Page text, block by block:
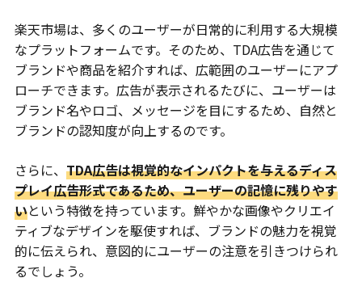
楽天市場は、多くのユーザーが日常的に利用する大規模
なプラットフォームです。そのため、TDA広告を通じて
ブランドや商品を紹介すれば、広範囲のユーザーにアプ
ローチできます。広告が表示されるたびに、ユーザーは
ブランド名やロゴ、メッセージを目にするため、自然と
ブランドの認知度が向上するのです。
さらに、TDA広告は視覚的なインパクトを与えるディス
プレイ広告形式であるため、ユーザーの記憶に残りやす
いという特徴を持っています。鮮やかな画像やクリエイ
ティブなデザインを駆使すれば、ブランドの魅力を視覚
的に伝えられ、意図的にユーザーの注意を引きつけられ
るでしょう。